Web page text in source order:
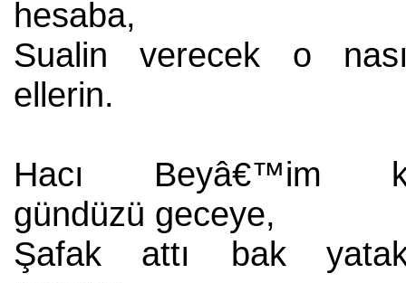
hesaba,
Sualin verecek o
ellerin.
Hacı Beyâ€™im
gündüzü geceye,
Şafak attı bak